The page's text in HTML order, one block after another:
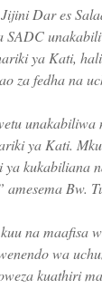
Dar es
SADC
ya Kati,
za fedha na
ya Kati.
kukabiliana
Bw.
na maafisa
wa
kuathiri